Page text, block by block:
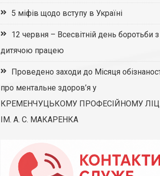
5 міфів щодо вступу в Україні
12 червня – Всесвітній день боротьби з
дитячою працею
Проведено заходи до Місяця
про ментальне здоров’я у
КРЕМЕНЧУЦЬКОМУ ПРОФЕСІЙНОМУ
ІМ. А. С. МАКАРЕНКА